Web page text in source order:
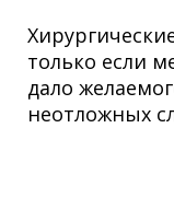
только если
дало
неотложных